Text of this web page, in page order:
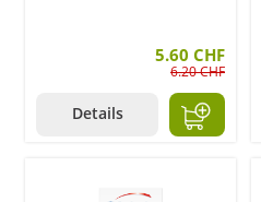
5.60 CHF
6.20 CHF
Details